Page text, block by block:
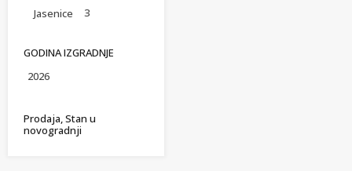
Jasenice
3
GODINA IZGRADNJE
2026
Prodaja, Stan u
novogradnji